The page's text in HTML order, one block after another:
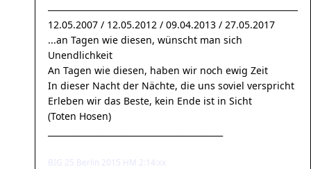
12.05.2007 / 12.05.2012 / 09.04.2013 / 27.05.2017
...an Tagen wie diesen, wünscht man sich
Unendlichkeit
An Tagen wie diesen, haben wir noch ewig Zeit
In dieser Nacht der Nächte, die uns soviel verspricht
Erleben wir das Beste, kein Ende ist in Sicht
(Toten Hosen)
BIG 25 Berlin 2015 HM 2:14:xx